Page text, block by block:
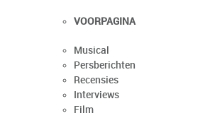
VOORPAGINA
Musical
Persberichten
Recensies
Interviews
Film